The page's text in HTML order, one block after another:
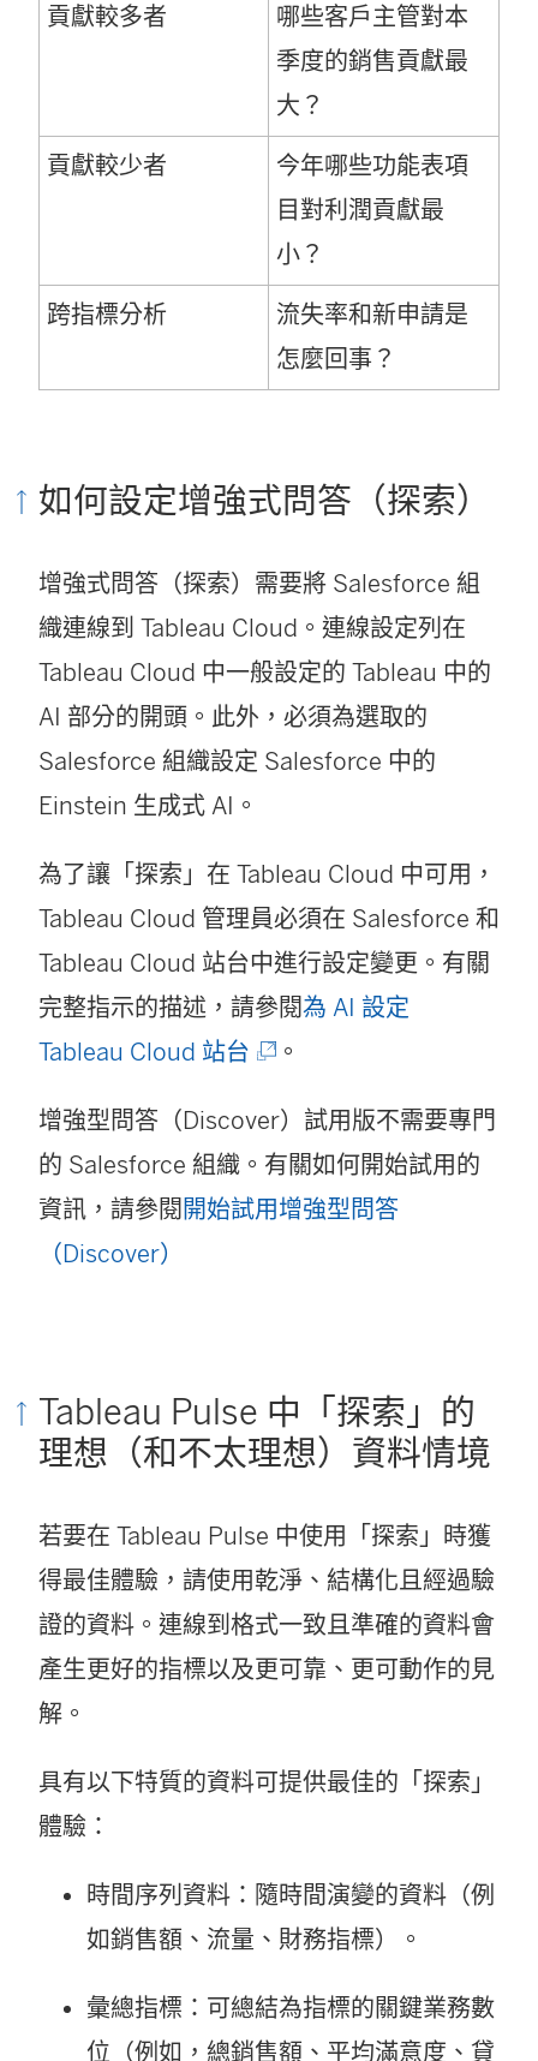
貢獻較多者
哪些客戶主管對本
季度的銷售貢獻最
大？
貢獻較少者
今年哪些功能表項
目對利潤貢獻最
小？
跨指標分析
流失率和新申請是
怎麼回事？
如何設定增強式問答（探索）
增強式問答（探索）需要將 Salesforce 組
織連線到 Tableau Cloud。連線設定列在
Tableau Cloud 中一般設定的 Tableau 中的
AI 部分的開頭。此外，必須為選取的
Salesforce 組織設定 Salesforce 中的
Einstein 生成式 AI。
為了讓「探索」在 Tableau Cloud 中可用，
Tableau Cloud 管理員必須在 Salesforce 和
Tableau Cloud 站台中進行設定變更。有關
完整指示的描述，請參閱為 AI 設定
Tableau Cloud 站台 (
在
新
啟
)
。
增強型問答（Discover）試用版不需要專門
的 Salesforce 組織。有關如何開始試用的
資訊，請參閱 開始試用增強型問答
（Discover）
Tableau Pulse 中「探索」的
理想（和不太理想）資料情境
若要在 Tableau Pulse 中使用「探索」時獲
得最佳體驗，請使用乾淨、結構化且經過驗
證的資料。連線到格式一致且準確的資料會
產生更好的指標以及更可靠、更可動作的見
解。
具有以下特質的資料可提供最佳的「探索」
體驗：
時間序列資料：隨時間演變的資料（例
如銷售額、流量、財務指標）。
彙總指標：可總結為指標的關鍵業務數
位（例如，總銷售額、平均滿意度、貸